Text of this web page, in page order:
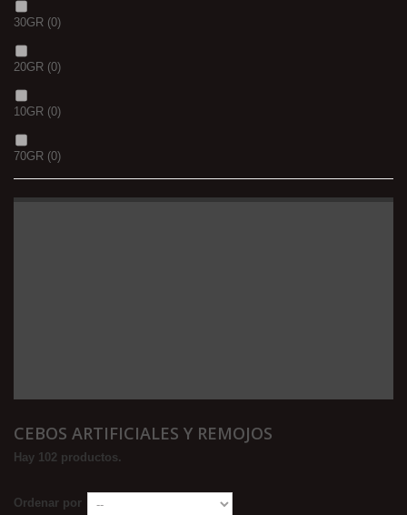
30GR (0)
20GR (0)
10GR (0)
70GR (0)
CEBOS ARTIFICIALES Y REMOJOS
Hay 102 productos.
Ordenar por